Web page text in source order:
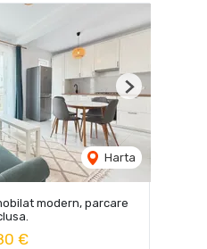
Harta
Next
modern, parcare
€